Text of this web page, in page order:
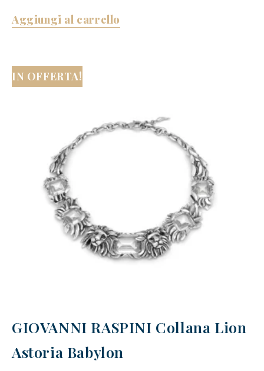
Aggiungi al carrello
IN OFFERTA!
GIOVANNI RASPINI Collana Lion
Astoria Babylon